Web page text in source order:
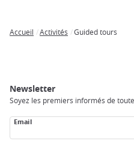
Accueil Activités Guided tours
Newsletter
Soyez les premiers informés de
Email